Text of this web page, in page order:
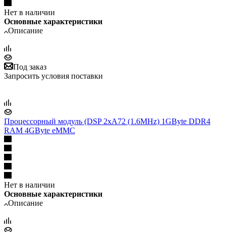
Нет в наличии
Основные характеристики
Описание
Под заказ
Запросить условия поставки
Процессорный модуль (DSP 2xA72 (1.6MHz) 1GByte DDR4
RAM 4GByte eMMC
Нет в наличии
Основные характеристики
Описание